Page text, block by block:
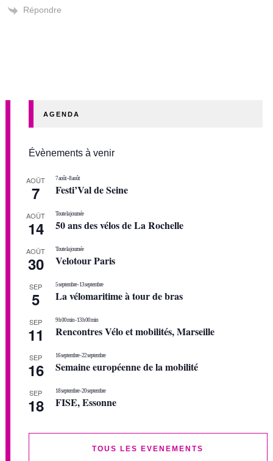
Répondre
AGENDA
Évènements à venir
AOÛT
7
7 août-8 août
Festi’Val de Seine
AOÛT
14
Toute la journée
50 ans des vélos de La Rochelle
AOÛT
30
Toute la journée
Velotour Paris
SEP
5
5 septembre-13 septembre
La vélomaritime à tour de bras
SEP
11
9 h 00 min-13 h 00 min
Rencontres Vélo et mobilités, Marseille
SEP
16
16 septembre-22 septembre
Semaine européenne de la mobilité
SEP
18
18 septembre-20 septembre
FISE, Essonne
TOUS LES EVENEMENTS